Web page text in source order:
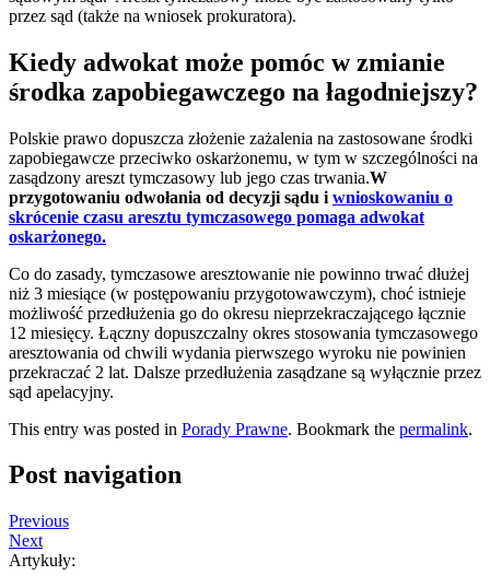
przez sąd (także na wniosek prokuratora).
Kiedy adwokat może pomóc w zmianie
środka zapobiegawczego na łagodniejszy?
Polskie prawo dopuszcza złożenie zażalenia na zastosowane środki
zapobiegawcze przeciwko oskarżonemu, w tym w szczególności na
zasądzony areszt tymczasowy lub jego czas trwania.W
przygotowaniu odwołania od decyzji sądu i wnioskowaniu o
skrócenie czasu aresztu tymczasowego pomaga adwokat
oskarżonego.
Co do zasady, tymczasowe aresztowanie nie powinno trwać dłużej
niż 3 miesiące (w postępowaniu przygotowawczym), choć istnieje
możliwość przedłużenia go do okresu nieprzekraczającego łącznie
12 miesięcy. Łączny dopuszczalny okres stosowania tymczasowego
aresztowania od chwili wydania pierwszego wyroku nie powinien
przekraczać 2 lat. Dalsze przedłużenia zasądzane są wyłącznie przez
sąd apelacyjny.
This entry was posted in Porady Prawne. Bookmark the permalink.
Post navigation
Previous
Next
Artykuły: